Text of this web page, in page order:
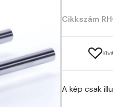
Cikkszám
A kép csak